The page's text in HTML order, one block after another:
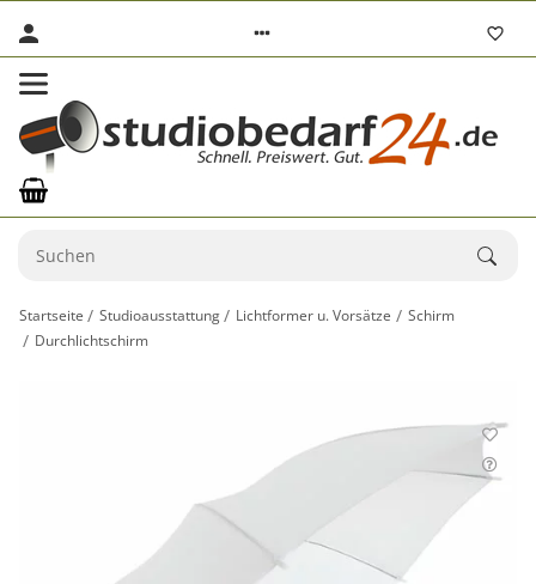
Startseite Studioausstattung Lichtformer u. Vorsätze
Schirm
Durchlichtschirm